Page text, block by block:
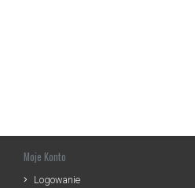
Moje Konto
Logowanie